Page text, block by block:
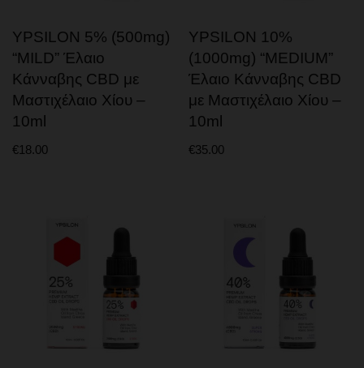
ΒΙΒΛΙΑ ΚΑΙ ΠΕΡΙΟΔΙΚΑ
ΕΡΩΤΙΚΗ ΕΥΕΞΙΑ
YPSILON 5% (500mg)
“MILD” Έλαιο
Κάνναβης CBD με
Μαστιχέλαιο Χίου –
10ml
€18.00
YPSILON 10%
(1000mg) “MEDIUM”
Έλαιο Κάνναβης CBD
με Μαστιχέλαιο Χίου –
10ml
€35.00